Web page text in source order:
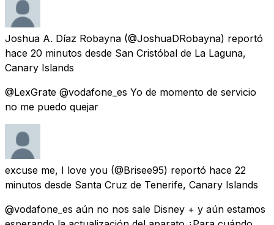
Joshua A. Díaz Robayna (@JoshuaDRobayna) reportó
hace 20 minutos desde San Cristóbal de La Laguna,
Canary Islands
@LexGrate @vodafone_es Yo de momento de servicio
no me puedo quejar
excuse me, I love you (@Brisee95) reportó hace 22
minutos desde Santa Cruz de Tenerife, Canary Islands
@vodafone_es aún no nos sale Disney + y aún estamos